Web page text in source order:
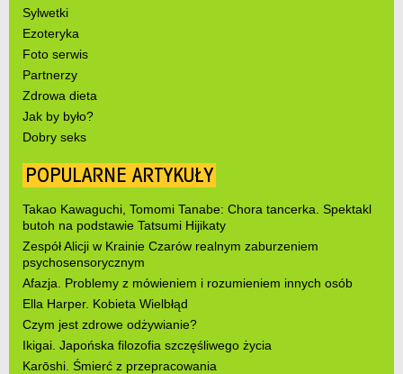
Sylwetki
Ezoteryka
Foto serwis
Partnerzy
Zdrowa dieta
Jak by było?
Dobry seks
POPULARNE ARTYKUŁY
Takao Kawaguchi, Tomomi Tanabe: Chora tancerka. Spektakl
butoh na podstawie Tatsumi Hijikaty
Zespół Alicji w Krainie Czarów realnym zaburzeniem
psychosensorycznym
Afazja. Problemy z mówieniem i rozumieniem innych osób
Ella Harper. Kobieta Wielbłąd
Czym jest zdrowe odżywianie?
Ikigai. Japońska filozofia szczęśliwego życia
Karōshi. Śmierć z przepracowania